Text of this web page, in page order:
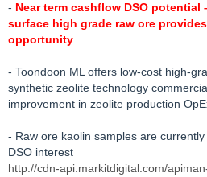
- Near term cashflow DSO
surface high grade raw ore
opportunity
- Toondoon ML offers low-cost high-
synthetic zeolite technology
improvement in zeolite production
- Raw ore kaolin samples are
DSO interest
http://cdn-api.markitdigital.com/